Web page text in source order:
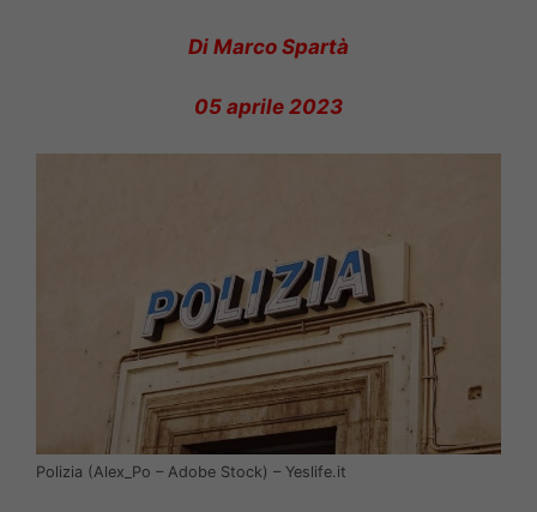
Di Marco Spartà
05 aprile 2023
Polizia (Alex_Po – Adobe Stock) – Yeslife.it